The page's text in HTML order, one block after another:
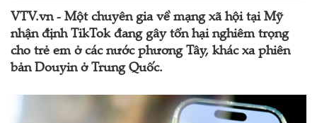
VTV.vn - Một chuyên gia về mạng xã hội tại Mỹ
nhận định TikTok đang gây tổn hại nghiêm trọng
cho trẻ em ở các nước phương Tây, khác xa phiên
bản Douyin ở Trung Quốc.